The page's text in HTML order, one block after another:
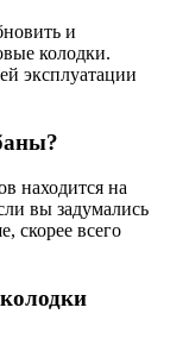
и
колодки.
эксплуатации
находится на
вы задумались
скорее всего